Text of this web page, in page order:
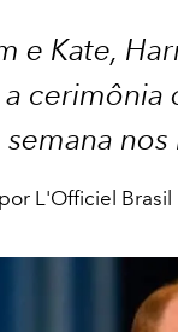
e Kate,
cerimônia
nos
L'Officiel Brasil